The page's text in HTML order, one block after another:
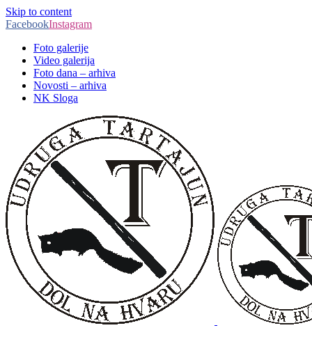
Skip to content
FacebookInstagram
Foto galerije
Video galerija
Foto dana – arhiva
Novosti – arhiva
NK Sloga